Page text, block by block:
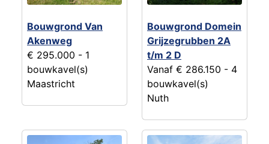
Bouwgrond Van
Akenweg
€ 295.000 - 1
bouwkavel(s)
Maastricht
Bouwgrond Domein
Grijzegrubben 2A
t/m 2 D
Vanaf € 286.150 - 4
bouwkavel(s)
Nuth